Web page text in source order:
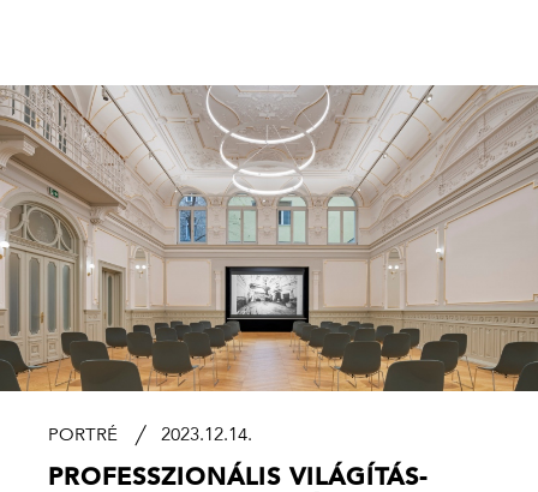
PORTRÉ 2023.12.14.
PROFESSZIONÁLIS VILÁGÍTÁS­